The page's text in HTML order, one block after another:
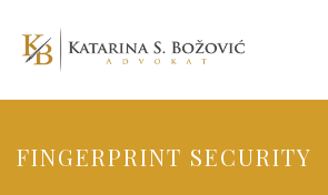
FINGERPRINT SECURITY